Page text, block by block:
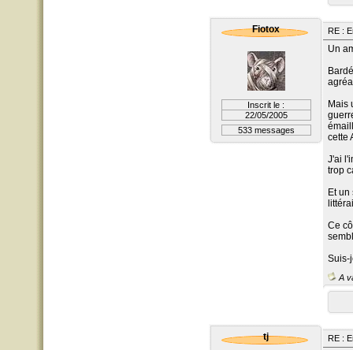
Fiotox
Inscrit le :
22/05/2005
533 messages
RE :
Un
Mais
cette
J'ai
trop
Et
Ce
Suis-
A
tj RE :